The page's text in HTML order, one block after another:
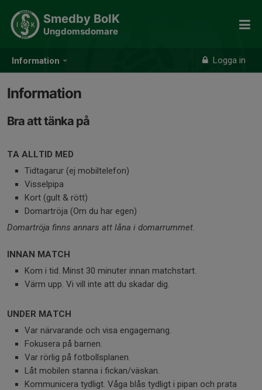
Information Logga in
Smedby BoIK
Ungdomsdomare
Information
Bra att tänka på
TA ALLTID MED
Tidtagarur (ej mobiltelefon)
Visselpipa
Kort (gult & rött)
Domartröja (Om du har egen)
Domartröja finns annars att låna i domarrummet.
INNAN MATCH
Kom i tid. Minst 30 minuter innan matchstart.
Värm upp. Vi vill inte att du skadar dig.
UNDER MATCH
Var närvarande och visa engagemang.
Fokusera på barnen.
Var rörlig på fotbollsplanen.
Låt mobilen stanna i fickan/väskan.
Kommunicera tydligt. Våga blås tydligt i pipan och prata